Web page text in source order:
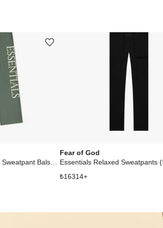
Ürünü istek listesine ekle veya listeden çıkar
Fear of God
₺16314+